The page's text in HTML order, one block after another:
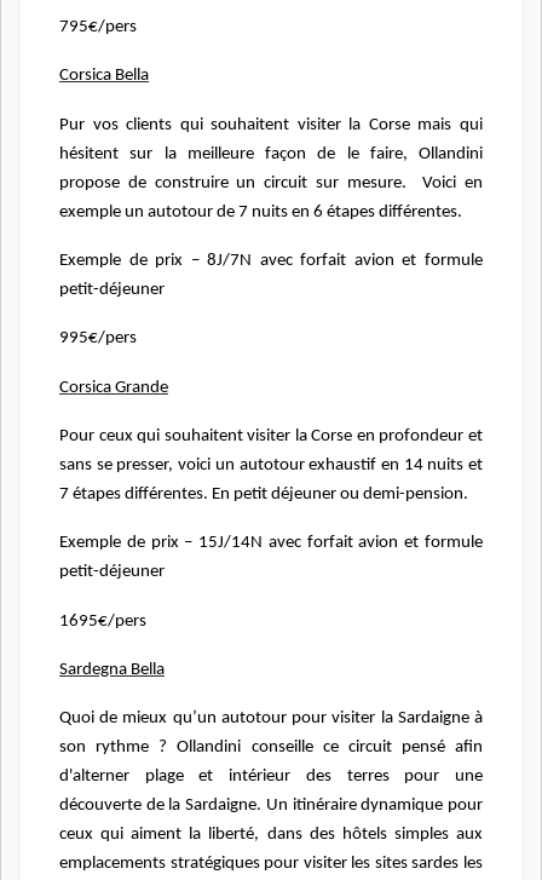
795€/pers
Corsica Bella
Pur vos clients qui souhaitent visiter la Corse mais qui
hésitent sur la meilleure façon de le faire, Ollandini
propose de construire un circuit sur mesure.
Voici en
exemple un autotour de 7 nuits en 6 étapes différentes.
Exemple de prix – 8J/7N avec forfait avion et formule
petit-déjeuner
995€/pers
Corsica Grande
Pour ceux qui souhaitent visiter la Corse en profondeur et
sans se presser, voici un autotour exhaustif en 14 nuits et
7 étapes différentes. En petit déjeuner ou demi-pension.
Exemple de prix – 15J/14N avec forfait avion et formule
petit-déjeuner
1695€/pers
Sardegna Bella
Quoi de mieux qu’un autotour pour visiter la Sardaigne à
son rythme ?Ollandini conseille ce circuit pensé afin
d'alterner plage et intérieur des terres pour une
découverte de la Sardaigne. Un itinéraire dynamique pour
ceux qui aiment la liberté, dans des hôtels simples aux
emplacements stratégiques pour visiter les sites sardes les